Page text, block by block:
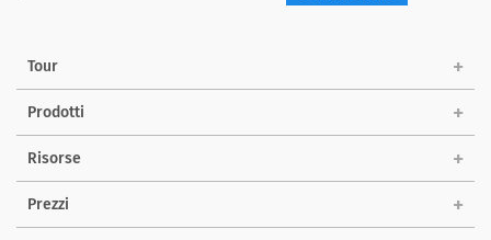
Tour
Prodotti
Risorse
Prezzi